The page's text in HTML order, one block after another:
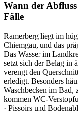
Wann der
Fälle
Ramerberg liegt im
Chiemgau, und das
Das Wasser im
setzt sich der Belag in
verengt den
erledigt. Besonders
Waschbecken im Bad,
kommen WC-
· Pissoirs und